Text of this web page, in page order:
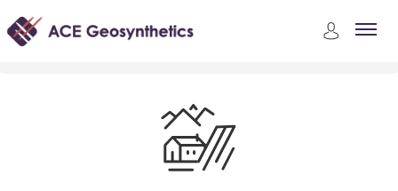
Aplicaciones